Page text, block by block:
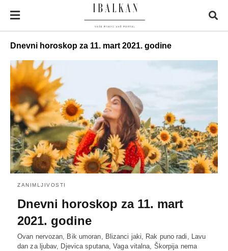
Dnevni horoskop za 11. mart 2021. godine
ZANIMLJIVOSTI
Dnevni horoskop za 11. mart
2021. godine
Ovan nervozan, Bik umoran, Blizanci jaki, Rak puno radi, Lavu
dan za ljubav, Djevica sputana, Vaga vitalna, Škorpija nema